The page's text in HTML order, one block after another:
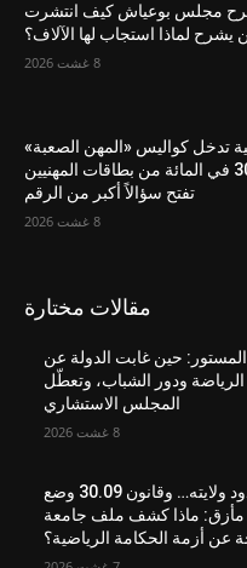
مجلس بوعياش كيف انتشرت
يشرح لماذا استجاب لها الآلاف؟
8 غشت 2026
تدخل كواليس «المهن الصعبة»
في السينما… 30 في المائة من بطاقات المهنيين
تفتح سؤالاً أكبر من الرقم
8 غشت 2026
مقالات مختارة
حين غابت الدولة عن
ودور الشباب، وتعطّل
المجلس الاستشاري
8 غشت 2026
رئيس احترم حدود ولايته… وقانون 30.09 وضع
مأزق: ماذا كشف ملف جامعة
عن أزمة الحكامة الرياضية؟